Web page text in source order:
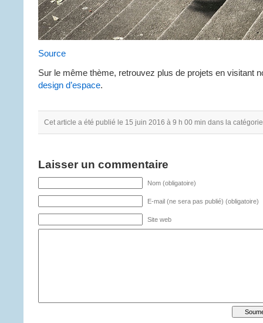
Source
Sur le même thème, retrouvez plus de projets en visitant
design d’espace.
Cet article a été publié le 15 juin 2016 à 9 h 00 min dans la
Laisser un commentaire
Nom (obligatoire)
E-mail (ne sera pas publié) (obligatoire)
Site web